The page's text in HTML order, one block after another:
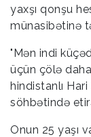
yaxşı qonşu
münasibətinə
"Mən indi
üçün çölə daha
hindistanlı
söhbətində
Onun 25 yaşı